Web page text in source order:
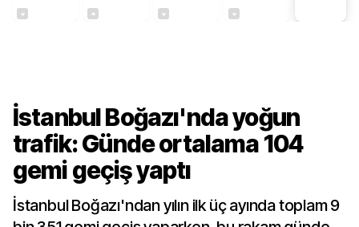
İstanbul Boğazı'nda yoğun
trafik: Günde ortalama 104
gemi geçiş yaptı
İstanbul Boğazı'ndan yılın ilk üç ayında toplam 9